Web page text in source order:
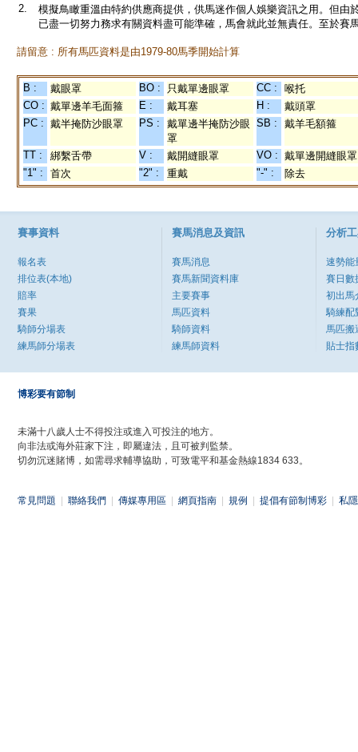
2.
模擬鳥瞰重溫由特約供應商提供，供馬迷作個人娛樂資訊之用。但
已盡一切努力務求有關資料盡可能準確，馬會就此並無責任。至於賽
請留意 : 所有馬匹資料是由1979-80馬季開始計算
B : 戴眼罩 BO : 只戴單邊眼罩 CC :
喉托
CO : 戴單邊羊毛面箍 E : 戴耳塞 H :
戴頭罩
PC : 戴半掩防沙眼罩 PS :
戴單邊半掩防沙眼
罩
SB : 戴羊毛額箍
TT : 綁繫舌帶 V : 戴開縫眼罩 VO : 戴單邊開縫眼罩
"1" :
首次 "2" : 重戴 "-" : 除去
賽事資料
報名表
排位表(本地)
賠率
賽果
騎師分場表
練馬師分場表
賽馬消息及資訊
賽馬消息
賽馬新聞資料庫
主要賽事
馬匹資料
騎師資料
練馬師資料
分析
速勢能
賽日數
初出馬
騎練配
馬匹搬
貼士指
博彩要有節制
未滿十八歲人士不得投注或進入可投注的地方。
向非法或海外莊家下注，即屬違法，且可被判監禁。
切勿沉迷賭博，如需尋求輔導協助，可致電平和基金熱線1834 633。
常見問題 聯絡我們 傳媒專用區 網頁指南 規例 提倡有節制博彩 私